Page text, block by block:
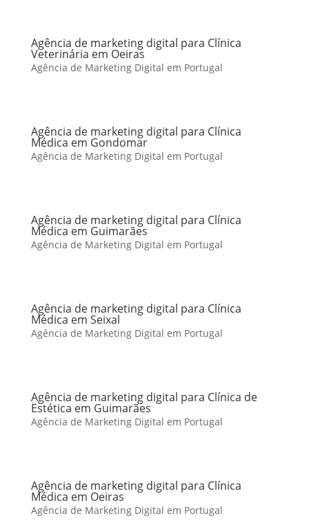
Agência de marketing digital para Clínica
Veterinária em Oeiras
Agência de Marketing Digital em Portugal
Agência de marketing digital para Clínica
Médica em Gondomar
Agência de Marketing Digital em Portugal
Agência de marketing digital para Clínica
Médica em Guimarães
Agência de Marketing Digital em Portugal
Agência de marketing digital para Clínica
Médica em Seixal
Agência de Marketing Digital em Portugal
Agência de marketing digital para Clínica de
Estética em Guimarães
Agência de Marketing Digital em Portugal
Agência de marketing digital para Clínica
Médica em Oeiras
Agência de Marketing Digital em Portugal